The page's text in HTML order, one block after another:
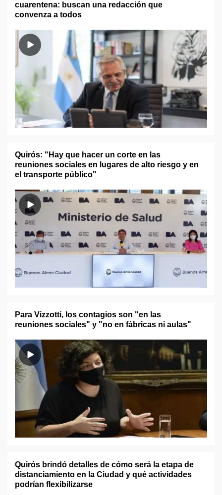
cuarentena: buscan una redacción que
convenza a todos
Quirós: "Hay que hacer un corte en las
reuniones sociales en lugares de alto riesgo y en
el transporte público"
Para Vizzotti, los contagios son "en las
reuniones sociales" y "no en fábricas ni aulas"
Quirós brindó detalles de cómo será la etapa de
distanciamiento en la Ciudad y qué actividades
podrían flexibilizarse